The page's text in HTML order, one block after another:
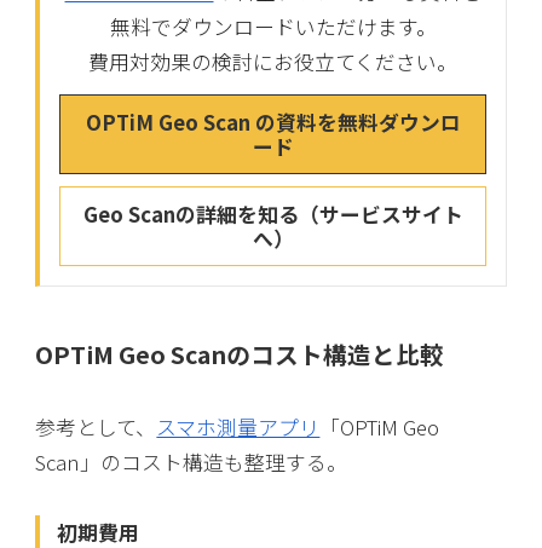
無料でダウンロードいただけます。
費用対効果の検討にお役立てください。
OPTiM Geo Scan の資料を無料ダウンロ
ード
Geo Scanの詳細を知る（サービスサイト
へ）
OPTiM Geo Scanのコスト構造と比較
参考として、 スマホ測量アプリ
「OPTiM Geo
Scan」のコスト構造も整理する。
初期費用